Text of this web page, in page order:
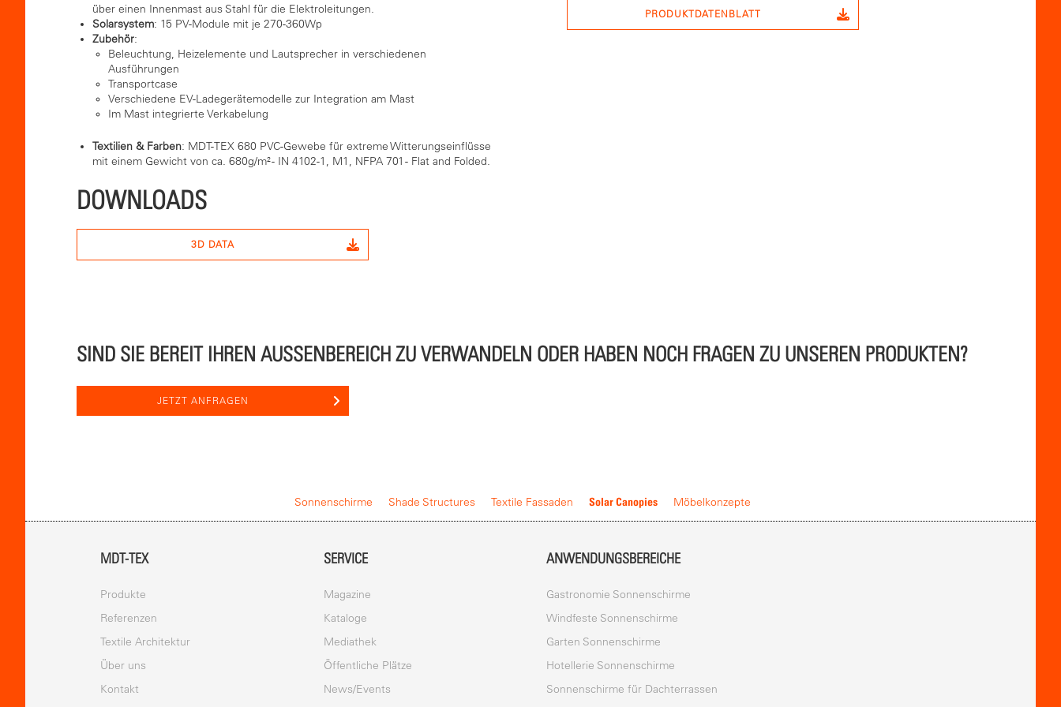
über einen Innenmast aus Stahl für die Elektroleitungen.
Solarsystem: 15 PV-Module mit je 270-360Wp
Zubehör:
Beleuchtung, Heizelemente und Lautsprecher in verschiedenen
Ausführungen
Transportcase
Verschiedene EV-Ladegerätemodelle zur Integration am Mast
Im Mast integrierte Verkabelung
Textilien & Farben: MDT-TEX 680 PVC-Gewebe für extreme Witterungseinflüsse
mit einem Gewicht von ca. 680g/m² - IN 4102-1, M1, NFPA 701 - Flat and Folded.
DOWNLOADS
3D DATA
PRODUKTDATENBLATT
SIND SIE BEREIT IHREN AUSSENBEREICH ZU VERWANDELN ODER HABEN NOCH FRAGEN ZU UNSEREN PRODUKTEN?
JETZT ANFRAGEN
Sonnenschirme Shade Structures Textile Fassaden Solar Canopies Möbelkonzepte
MDT-TEX
Produkte
Referenzen
Textile Architektur
Über uns
Kontakt
SERVICE
Magazine
Kataloge
Mediathek
Öffentliche Plätze
News/Events
ANWENDUNGSBEREICHE
Gastronomie Sonnenschirme
Windfeste Sonnenschirme
Garten Sonnenschirme
Hotellerie Sonnenschirme
Sonnenschirme für Dachterrassen